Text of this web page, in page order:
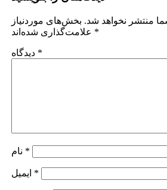
منتشر نخواهد شد. بخش‌های موردنیاز
*
دیدگاه *
*
*